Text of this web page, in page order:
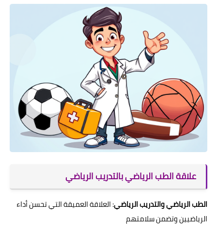
علاقة الطب الرياضي بالتدريب الرياضي
الطب الرياضي والتدريب الرياضي: العلاقة العميقة التي تحسن أداء
الرياضيين وتضمن سلامتهم